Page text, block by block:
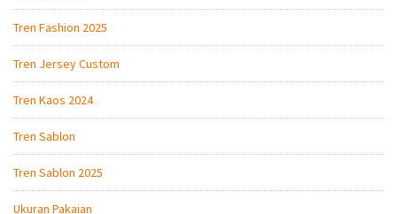
Tren Fashion 2025
Tren Jersey Custom
Tren Kaos 2024
Tren Sablon
Tren Sablon 2025
Ukuran Pakaian